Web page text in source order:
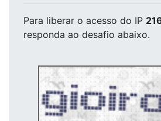
Para liberar o acesso do IP
responda ao desafio abaixo.